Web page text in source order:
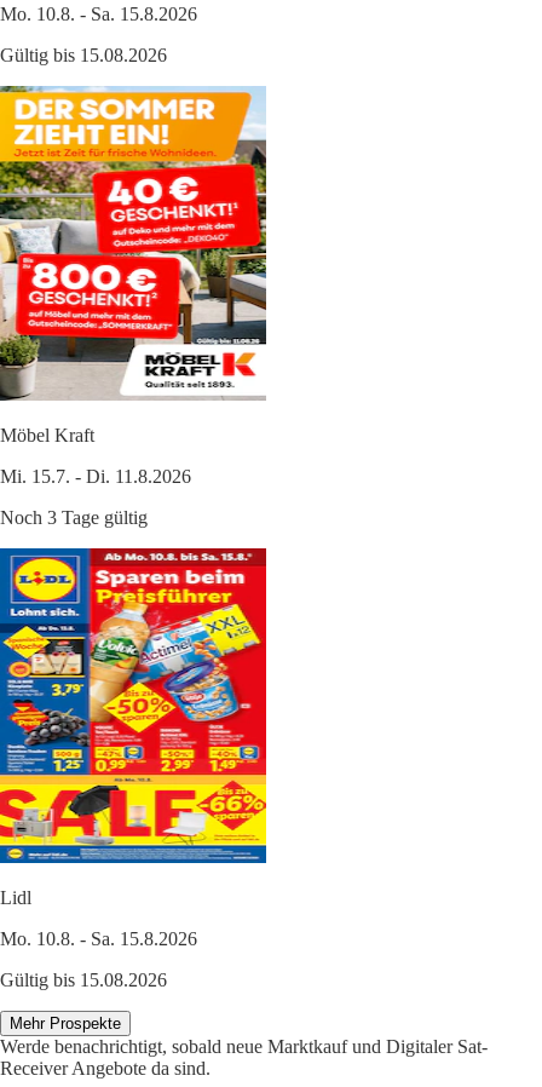
Mo. 10.8. - Sa. 15.8.2026
Gültig bis 15.08.2026
Möbel Kraft
Mi. 15.7. - Di. 11.8.2026
Noch 3 Tage gültig
Lidl
Mo. 10.8. - Sa. 15.8.2026
Gültig bis 15.08.2026
Mehr Prospekte
Werde benachrichtigt, sobald neue Marktkauf und Digitaler Sat-
Receiver Angebote da sind.